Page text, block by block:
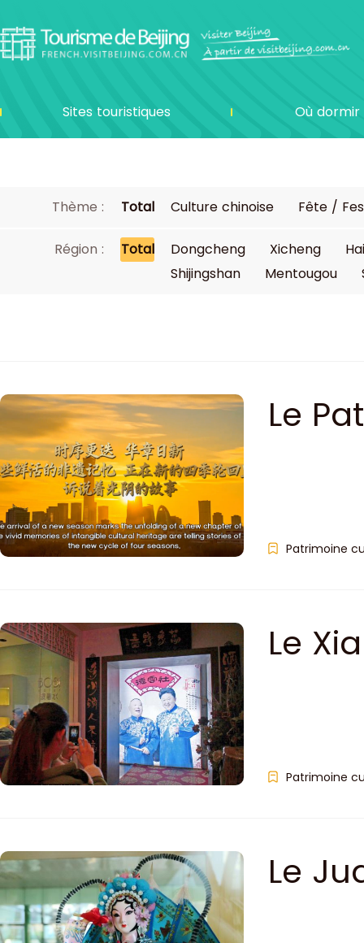
Sites touristiques Où dormir
Thème : Total Culture chinoise Fête /
Région : Total Dongcheng Xicheng
Shijingshan
Mentougou
Le
Patrimoine
Le
Patrimoine
Le